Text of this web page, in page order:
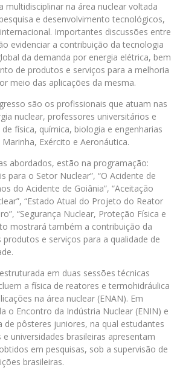
multidisciplinar na área nuclear voltada
e desenvolvimento tecnológicos,
Importantes discussões entre
evidenciar a contribuição da tecnologia
da demanda por energia elétrica, bem
de produtos e serviços para a melhoria
meio das aplicações da mesma.
são os profissionais que atuam nas
nuclear, professores universitários e
física, química, biologia e engenharias
Exército e Aeronáutica.
abordados, estão na programação:
para o Setor Nuclear”, “O Acidente de
do Acidente de Goiânia”, “Aceitação
“Estado Atual do Projeto do Reator
“Segurança Nuclear, Proteção Física e
mostrará também a contribuição da
e serviços para a qualidade de
em duas sessões técnicas
a física de reatores e termohidráulica
na área nuclear (ENAN). Em
o Encontro da Indústria Nuclear (ENIN) e
de pôsteres juniores, na qual estudantes
e universidades brasileiras apresentam
em pesquisas, sob a supervisão de
brasileiras.